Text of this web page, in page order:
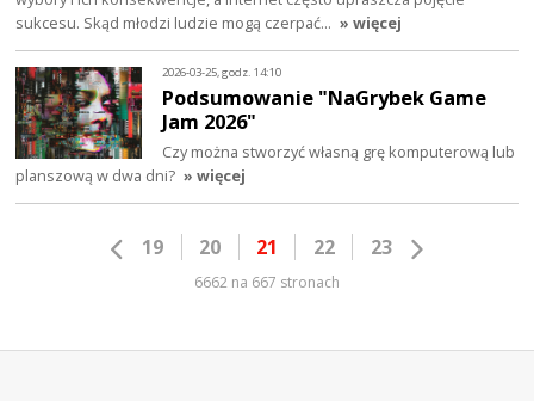
sukcesu. Skąd młodzi ludzie mogą czerpać… » więcej
2026-03-25, godz. 14:10
Podsumowanie "NaGrybek Game
Jam 2026"
Czy można stworzyć własną grę komputerową lub
planszową w dwa dni? » więcej
19 20 21 22 23
6662 na 667 stronach